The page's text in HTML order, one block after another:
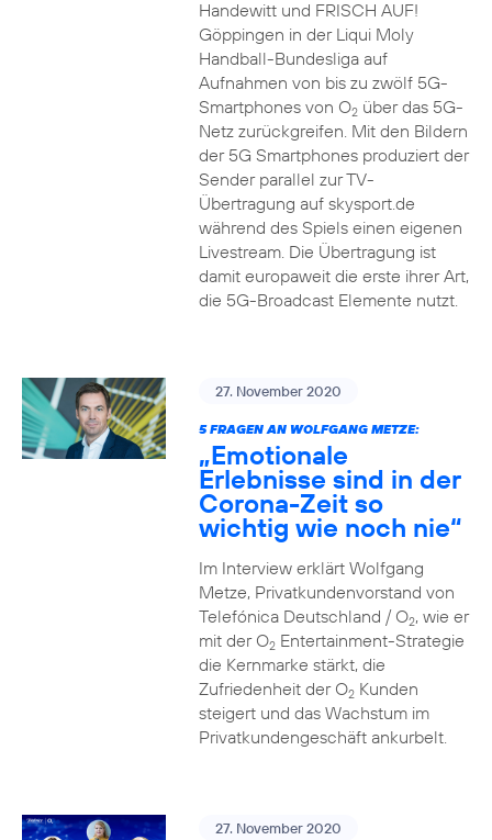
Handewitt und FRISCH AUF!
Göppingen in der Liqui Moly
Handball-Bundesliga auf
Aufnahmen von bis zu zwölf 5G-
Smartphones von O2über das 5G-
Netz zurückgreifen. Mit den Bildern
der 5G Smartphones produziert der
Sender parallel zur TV-
Übertragung auf skysport.de
während des Spiels einen eigenen
Livestream. Die Übertragung ist
damit europaweit die erste ihrer Art,
die 5G-Broadcast Elemente nutzt.
27. November 2020
5 FRAGEN AN WOLFGANG METZE:
„Emotionale
Erlebnisse sind in der
Corona-Zeit so
wichtig wie noch nie“
Im Interview erklärt Wolfgang
Metze, Privatkundenvorstand von
Telefónica Deutschland / O2, wie er
mit der O2Entertainment-Strategie
die Kernmarke stärkt, die
Zufriedenheit der O2Kunden
steigert und das Wachstum im
Privatkundengeschäft ankurbelt.
27. November 2020